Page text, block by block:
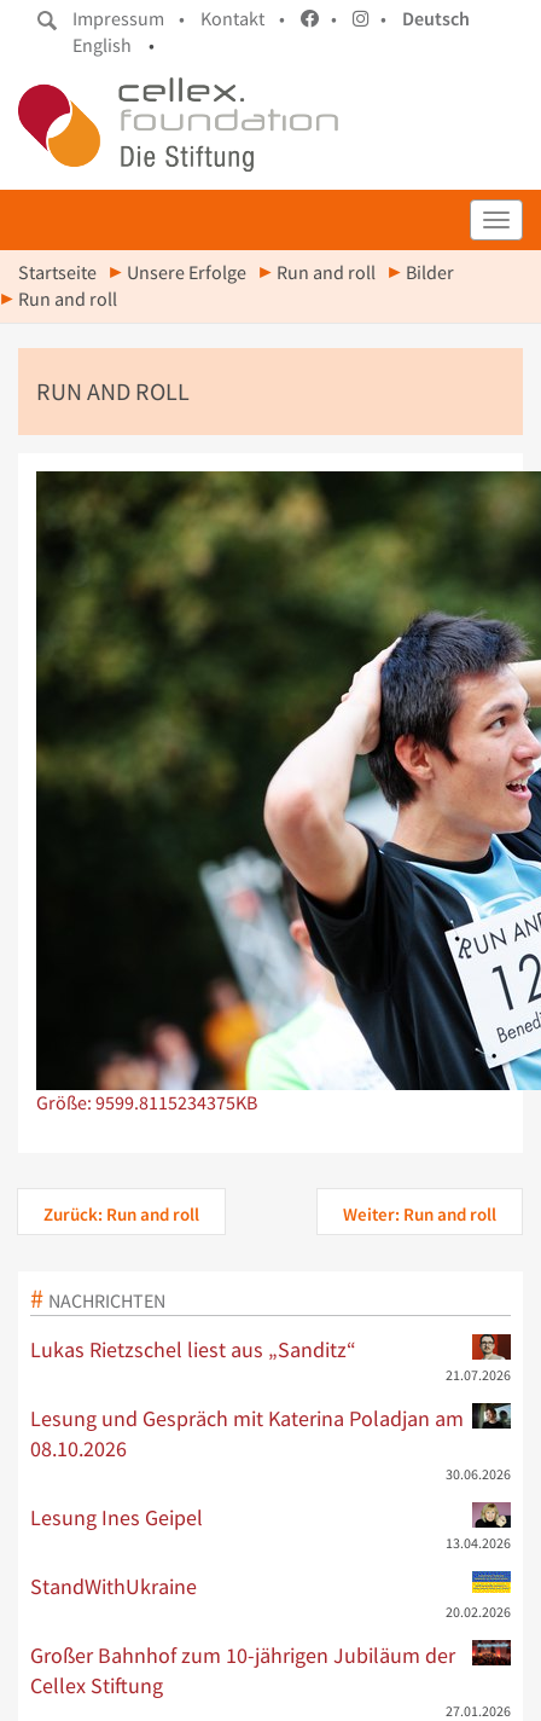
Impressum • Kontakt • • •
Deutsch
English
•
Startseite Unsere Erfolge Run and roll
Bilder
Run and roll
RUN AND ROLL
Zeige Bild in voller Größe…
Größe: 9599.8115234375KB
Zurück: Run and roll Weiter: Run and roll
NACHRICHTEN
Lukas Rietzschel liest aus „Sanditz“
21.07.2026
Lesung und Gespräch mit Katerina Poladjan am
08.10.2026
30.06.2026
Lesung Ines Geipel
13.04.2026
StandWithUkraine
20.02.2026
Großer Bahnhof zum 10-jährigen Jubiläum der
Cellex Stiftung
27.01.2026